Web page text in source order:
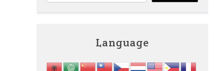
Language